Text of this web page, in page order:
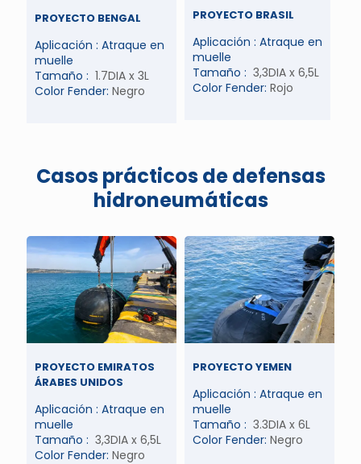
PROYECTO BENGAL
Aplicación : Atraque en
muelle
Tamaño : 1.7DIA x 3L
Color Fender: Negro
PROYECTO BRASIL
Aplicación : Atraque en
muelle
Tamaño : 3,3DIA x 6,5L
Color Fender: Rojo
Casos prácticos de defensas
hidroneumáticas
PROYECTO EMIRATOS
ÁRABES UNIDOS
Aplicación : Atraque en
muelle
Tamaño : 3,3DIA x 6,5L
Color Fender: Negro
PROYECTO YEMEN
Aplicación : Atraque en
muelle
Tamaño : 3.3DIA x 6L
Color Fender: Negro